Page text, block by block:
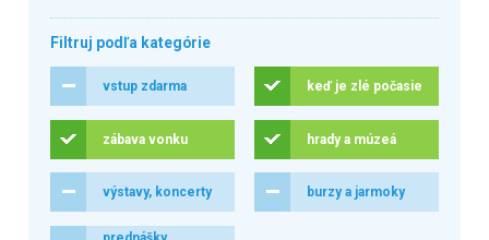
Filtruj podľa kategórie
vstup zdarma keď je zlé počasie
zábava vonku hrady a múzeá
výstavy, koncerty burzy a jarmoky